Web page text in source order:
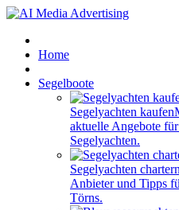
Home
Segelboote
Segelyachten kaufen
aktuelle Angebote
Segelyachten.
Segelyachten chartern
Anbieter und Tipps
Törns.